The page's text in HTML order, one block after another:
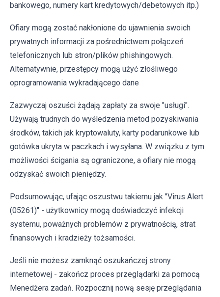
bankowego, numery kart kredytowych/debetowych itp.)
Ofiary mogą zostać nakłonione do ujawnienia swoich
prywatnych informacji za pośrednictwem połączeń
telefonicznych lub stron/plików phishingowych.
Alternatywnie, przestępcy mogą użyć złośliwego
oprogramowania wykradającego dane
Zazwyczaj oszuści żądają zapłaty za swoje "usługi".
Używają trudnych do wyśledzenia metod pozyskiwania
środków, takich jak kryptowaluty, karty podarunkowe lub
gotówka ukryta w paczkach i wysyłana. W związku z tym
możliwości ścigania są ograniczone, a ofiary nie mogą
odzyskać swoich pieniędzy.
Podsumowując, ufając oszustwu takiemu jak "Virus Alert
(05261)" - użytkownicy mogą doświadczyć infekcji
systemu, poważnych problemów z prywatnością, strat
finansowych i kradzieży tożsamości.
Jeśli nie możesz zamknąć oszukańczej strony
internetowej - zakończ proces przeglądarki za pomocą
Menedżera zadań. Rozpocznij nową sesję przeglądania